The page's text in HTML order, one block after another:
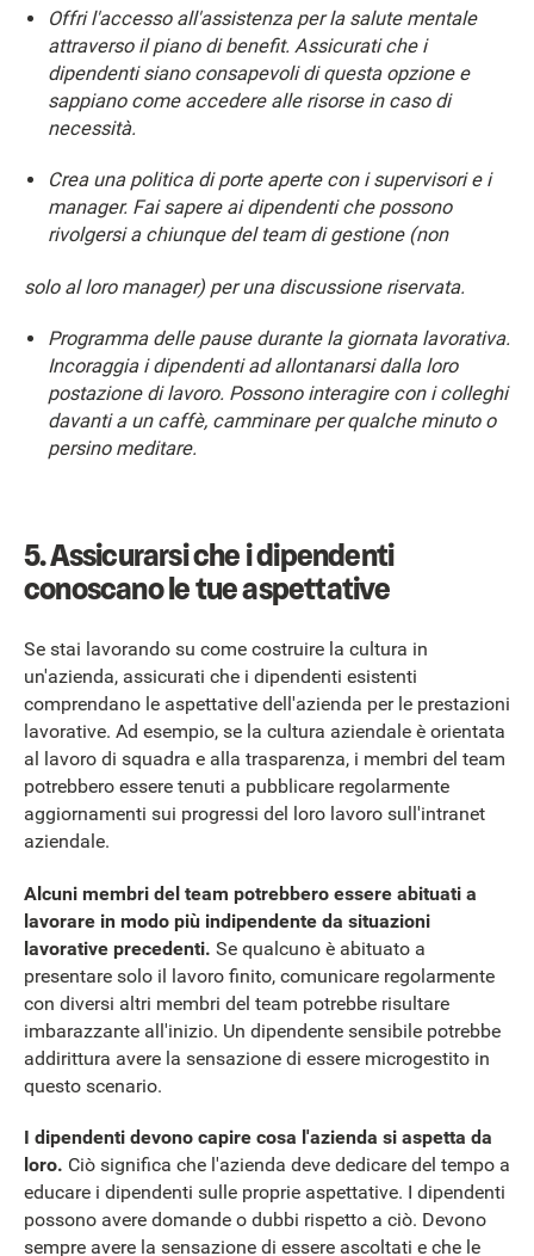
Offri l'accesso all'assistenza per la salute mentale
attraverso il piano di benefit. Assicurati che i
dipendenti siano consapevoli di questa opzione e
sappiano come accedere alle risorse in caso di
necessità.
Crea una politica di porte aperte con i supervisori e i
manager. Fai sapere ai dipendenti che possono
rivolgersi a chiunque del team di gestione (non
solo al loro manager) per una discussione riservata.
Programma delle pause durante la giornata lavorativa.
Incoraggia i dipendenti ad allontanarsi dalla loro
postazione di lavoro. Possono interagire con i colleghi
davanti a un caffè, camminare per qualche minuto o
persino meditare.
5. Assicurarsi che i dipendenti
conoscano le tue aspettative
Se stai lavorando su come costruire la cultura in
un'azienda, assicurati che i dipendenti esistenti
comprendano le aspettative dell'azienda per le prestazioni
lavorative. Ad esempio, se la cultura aziendale è orientata
al lavoro di squadra e alla trasparenza, i membri del team
potrebbero essere tenuti a pubblicare regolarmente
aggiornamenti sui progressi del loro lavoro sull'intranet
aziendale.
Alcuni membri del team potrebbero essere abituati a
lavorare in modo più indipendente da situazioni
lavorative precedenti. Se qualcuno è abituato a
presentare solo il lavoro finito, comunicare regolarmente
con diversi altri membri del team potrebbe risultare
imbarazzante all'inizio. Un dipendente sensibile potrebbe
addirittura avere la sensazione di essere microgestito in
questo scenario.
I dipendenti devono capire cosa l'azienda si aspetta da
loro. Ciò significa che l'azienda deve dedicare del tempo a
educare i dipendenti sulle proprie aspettative. I dipendenti
possono avere domande o dubbi rispetto a ciò. Devono
sempre avere la sensazione di essere ascoltati e che le